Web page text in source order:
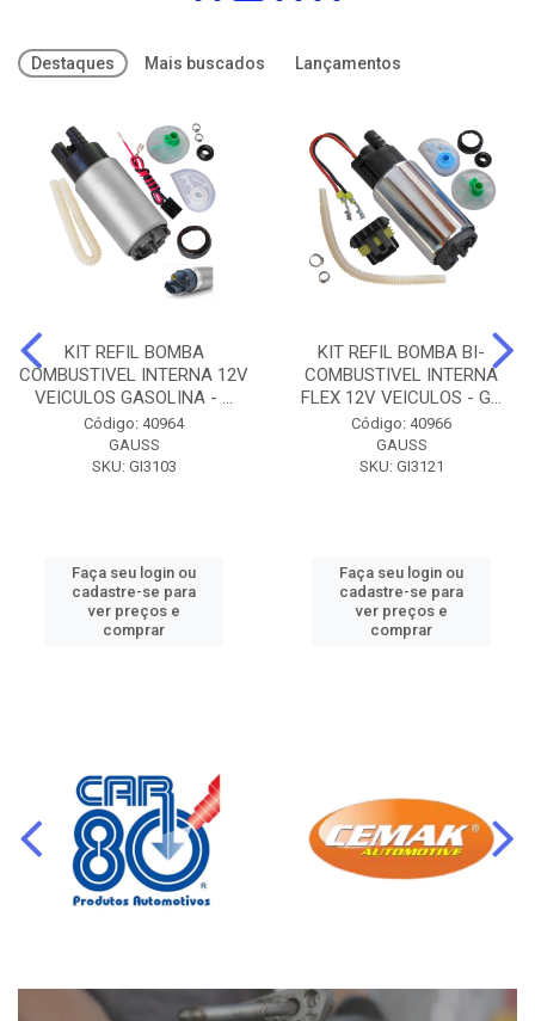
Destaques Mais buscados Lançamentos
KIT REFIL BOMBA
COMBUSTIVEL INTERNA 12V
VEICULOS GASOLINA - ...
Código: 40964
GAUSS
SKU: GI3103
Faça seu login ou
cadastre-se para
ver preços e
comprar
KIT REFIL BOMBA BI-
COMBUSTIVEL INTERNA
FLEX 12V VEICULOS - G...
Código: 40966
GAUSS
SKU: GI3121
Faça seu login ou
cadastre-se para
ver preços e
comprar